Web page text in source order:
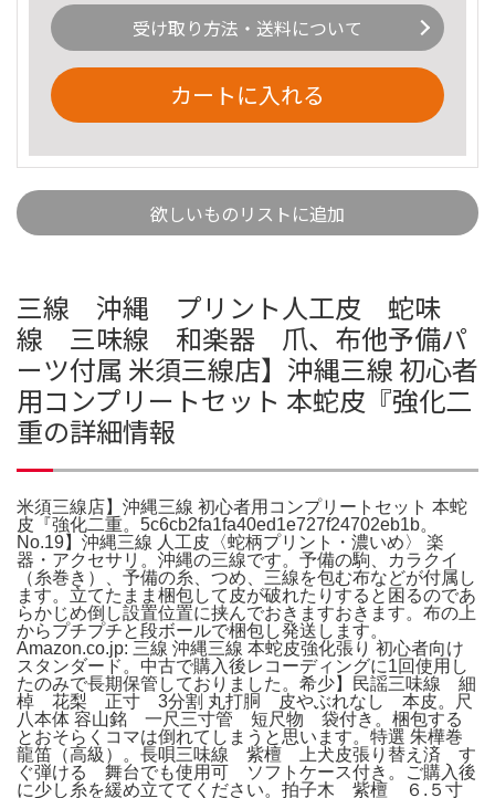
受け取り方法・送料について
カートに入れる
欲しいものリストに追加
三線 沖縄 プリント人工皮 蛇味
線 三味線 和楽器 爪、布他予備パ
ーツ付属 米須三線店】沖縄三線 初心者
用コンプリートセット 本蛇皮『強化二
重の詳細情報
米須三線店】沖縄三線 初心者用コンプリートセット 本蛇
皮『強化二重。5c6cb2fa1fa40ed1e727f24702eb1b。
No.19】沖縄三線 人工皮〈蛇柄プリント・濃いめ〉 楽
器・アクセサリ。沖縄の三線です。予備の駒、カラクイ
（糸巻き）、予備の糸、つめ、三線を包む布などが付属し
ます。立てたまま梱包して皮が破れたりすると困るのであ
らかじめ倒し設置位置に挟んでおきますおきます。布の上
からプチプチと段ボールで梱包し発送します。
Amazon.co.jp: 三線 沖縄三線 本蛇皮強化張り 初心者向け
スタンダード。中古で購入後レコーディングに1回使用し
たのみで長期保管しておりました。希少】民謡三味線 細
棹 花梨 正寸 3分割 丸打胴 皮やぶれなし 本皮。尺
八本体 容山銘 一尺三寸管 短尺物 袋付き。梱包する
とおそらくコマは倒れてしまうと思います。特選 朱樺巻
龍笛（高級）。長唄三味線 紫檀 上犬皮張り替え済 す
ぐ弾ける 舞台でも使用可 ソフトケース付き。ご購入後
に少し糸を緩め立ててください。拍子木 紫檀 ６.５寸